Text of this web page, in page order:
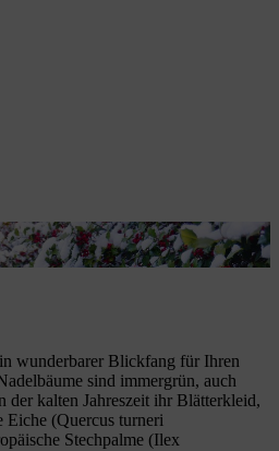
den Garten im Winter.
wunderbarer Blickfang für Ihren
sind immergrün, auch
der kalten Jahreszeit ihr Blätterkleid,
Eiche (Quercus turneri
Stechpalme (Ilex